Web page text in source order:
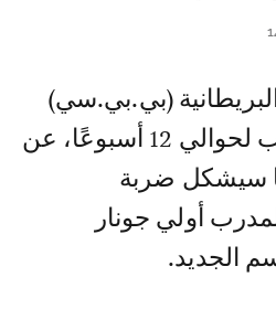
فإن راشفورد سيغيب لحوالي 12 أسبوعًا، عن
سيشكل ضربة
أولي جونار
الجديد.